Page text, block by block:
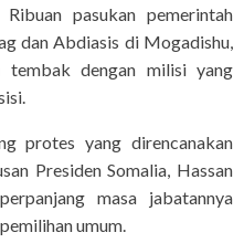
pasukan pemerintah
dan Abdiasis di Mogadishu,
dengan milisi yang
protes yang direncanakan
Presiden Somalia, Hassan
masa jabatannya
umum.